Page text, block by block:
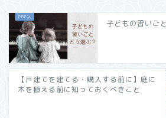
子どもの習いご
【戸建てを建てる・購入する前に】庭に
木を植える前に知っておくべきこと